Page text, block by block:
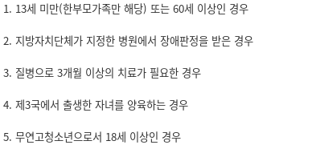
1. 13세 미만(한부모가족만 해당) 또는 60세 이상인 경우
2. 지방자치단체가 지정한 병원에서 장애판정을 받은 경우
3. 질병으로 3개월 이상의 치료가 필요한 경우
4. 제3국에서 출생한 자녀를 양육하는 경우
5. 무연고청소년으로서 18세 이상인 경우